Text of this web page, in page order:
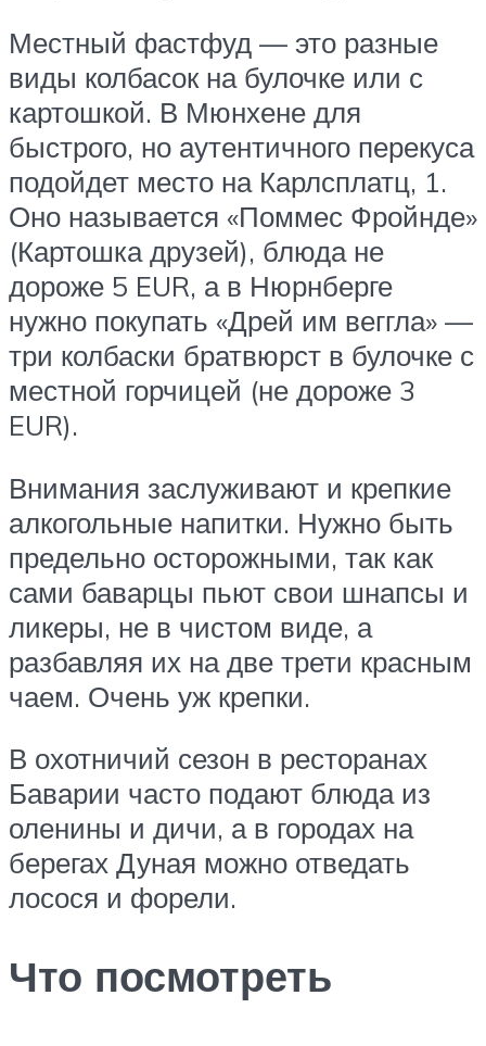
Местный фастфуд — это разные
виды колбасок на булочке или с
картошкой. В Мюнхене для
быстрого, но аутентичного перекуса
подойдет место на Карлсплатц, 1.
Оно называется «Поммес Фройнде»
(Картошка друзей), блюда не
дороже 5 EUR, а в Нюрнберге
нужно покупать «Дрей им веггла» —
три колбаски братвюрст в булочке с
местной горчицей (не дороже 3
EUR).
Внимания заслуживают и крепкие
алкогольные напитки. Нужно быть
предельно осторожными, так как
сами баварцы пьют свои шнапсы и
ликеры, не в чистом виде, а
разбавляя их на две трети красным
чаем. Очень уж крепки.
В охотничий сезон в ресторанах
Баварии часто подают блюда из
оленины и дичи, а в городах на
берегах Дуная можно отведать
лосося и форели.
Что посмотреть